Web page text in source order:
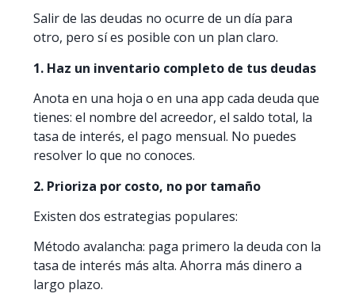
Salir de las deudas no ocurre de un día para
otro, pero sí es posible con un plan claro.
1. Haz un inventario completo de tus deudas
Anota en una hoja o en una app cada deuda que
tienes: el nombre del acreedor, el saldo total, la
tasa de interés, el pago mensual. No puedes
resolver lo que no conoces.
2. Prioriza por costo, no por tamaño
Existen dos estrategias populares:
Método avalancha: paga primero la deuda con la
tasa de interés más alta. Ahorra más dinero a
largo plazo.